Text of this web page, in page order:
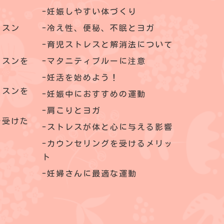
ン
ンを
ンを
けた
妊娠しやすい体づくり
冷え性、便秘、不眠とヨガ
育児ストレスと解消法について
マタニティブルーに注意
妊活を始めよう！
妊娠中におすすめの運動
肩こりとヨガ
ストレスが体と心に与える影響
カウンセリングを受けるメリッ
ト
妊婦さんに最適な運動